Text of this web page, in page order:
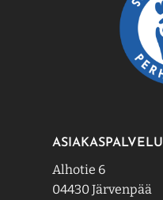
ASIAKASPALVELU
Alhotie 6
04430 Järvenpää